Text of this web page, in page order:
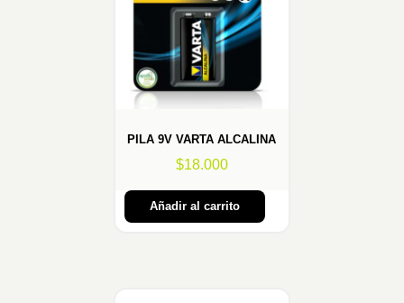
PILA 9V VARTA ALCALINA
$18.000
Añadir al carrito